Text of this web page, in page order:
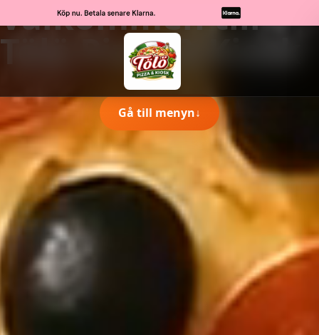
Välkommen till
Tölö Pizza & Kiosk
Gå till menyn↓